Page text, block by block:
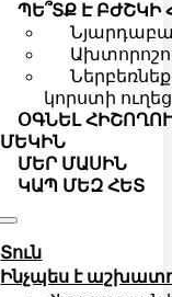
ՊԵ՞ՏՔ Է ԲԺՇԿԻ
կորստի
ՕԳՆԵԼ
ՄԵԿԻՆ
ՄԵՐ ՄԱՍԻՆ
ԿԱՊ ՄԵԶ ՀԵՏ
Տուն
Ինչպես է